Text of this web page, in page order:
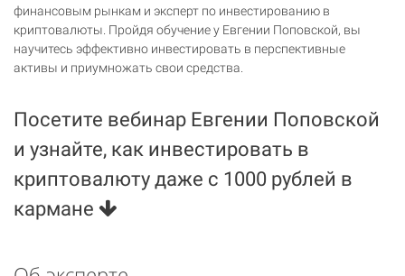
финансовым рынкам и эксперт по инвестированию в
криптовалюты. Пройдя обучение у Евгении Поповской, вы
научитесь эффективно инвестировать в перспективные
активы и приумножать свои средства.
Посетите вебинар Евгении Поповской
и узнайте, как инвестировать в
криптовалюту даже с 1000 рублей в
кармане